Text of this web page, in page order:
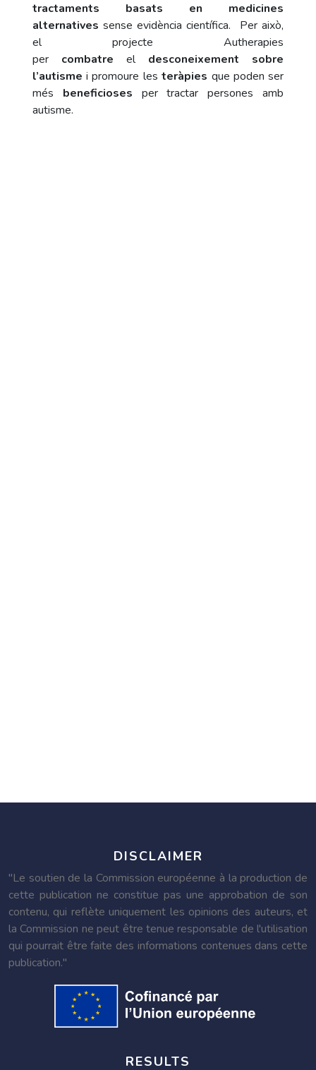
tractaments basats en medicines
alternatives sense evidència científica. Per això,
el projecte Autherapies
per combatre el desconeixement sobre
l’autisme i promoure les teràpies que poden ser
més beneficioses per tractar persones amb
autisme.
DISCLAIMER
"Le soutien de la Commission européenne à la production de
cette publication ne constitue pas une approbation de son
contenu, qui reflète uniquement les opinions des auteurs, et
la Commission ne peut être tenue responsable de l'utilisation
qui pourrait être faite des informations contenues dans cette
publication."
RESULTS